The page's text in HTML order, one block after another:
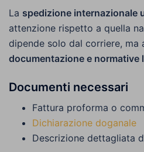
La spedizione internazionale
attenzione rispetto a quella
dipende solo dal corriere, ma
documentazione e normative
Documenti necessari
Fattura proforma o
Dichiarazione doganale
Descrizione dettagliata